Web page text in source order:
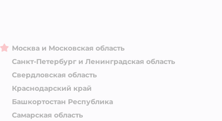
Москва и Московская область
Санкт-Петербург и Ленинградская область
Свердловская область
Краснодарский край
Башкортостан Республика
Самарская область